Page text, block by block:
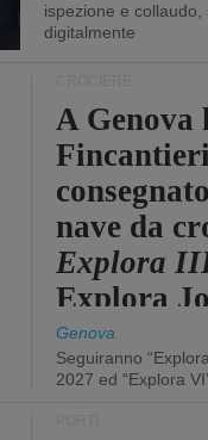
ispezione e collaudo,
digitalmente
A Genova
nave da
Explora
Explora
Genova
Seguiranno
2027 ed “Explora